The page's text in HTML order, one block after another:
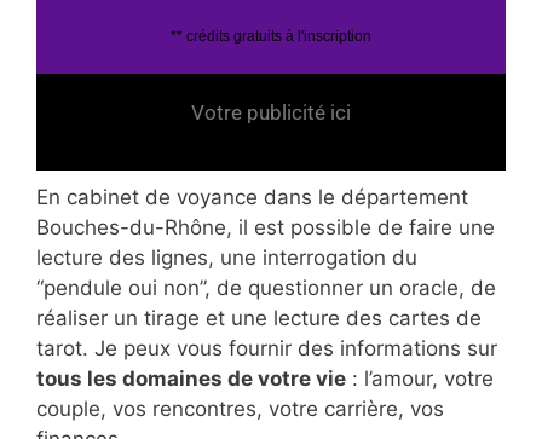
** crédits gratuits à l'inscription
Votre publicité ici
En cabinet de voyance dans le département
Bouches-du-Rhône, il est possible de faire une
lecture des lignes, une interrogation du
“pendule oui non”, de questionner un oracle, de
réaliser un tirage et une lecture des cartes de
tarot. Je peux vous fournir des informations sur
tous les domaines de votre vie : l’amour, votre
couple, vos rencontres, votre carrière, vos